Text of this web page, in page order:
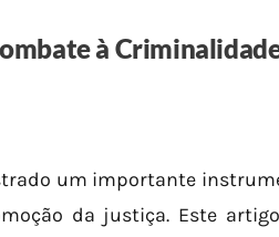
à
um importante
da justiça. Este